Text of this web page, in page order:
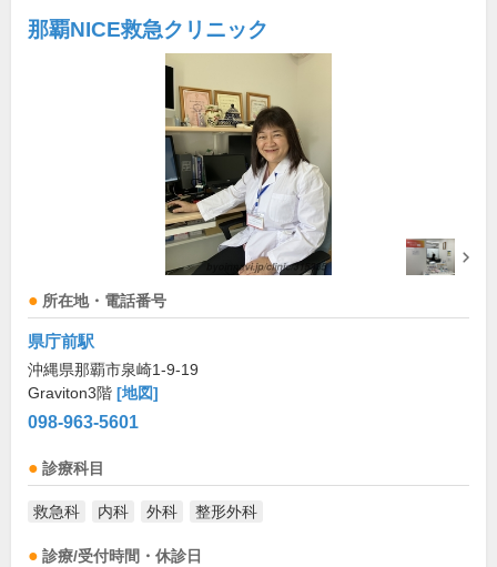
那覇NICE救急クリニック
所在地・電話番号
県庁前駅
沖縄県那覇市泉崎1-9-19
Graviton3階 [地図]
098-963-5601
診療科目
救急科 内科 外科 整形外科
診療/受付時間・休診日